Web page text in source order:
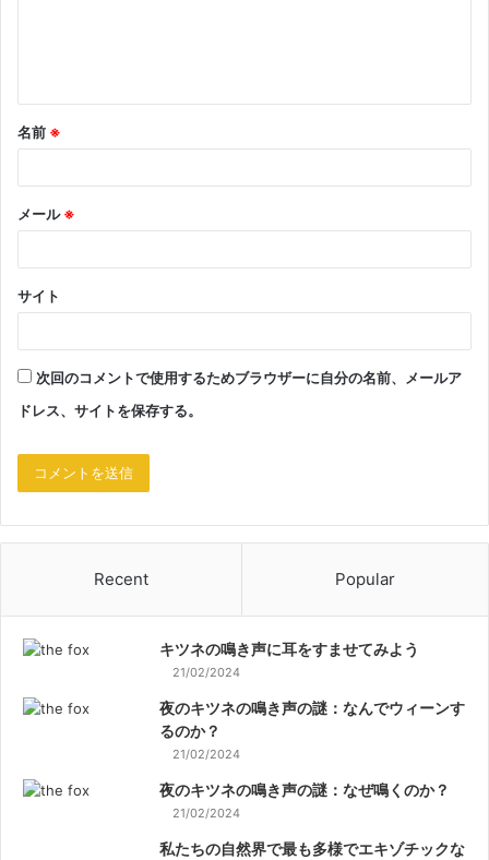
名前 ※
メール※
サイト
次回のコメントで使用するためブラウザーに自分の名前、メールア
ドレス、サイトを保存する。
Recent Popular
キツネの鳴き声に耳をすませてみよう
21/02/2024
夜のキツネの鳴き声の謎：なんでウィーンす
るのか？
21/02/2024
夜のキツネの鳴き声の謎：なぜ鳴くのか？
21/02/2024
私たちの自然界で最も多様でエキゾチックな